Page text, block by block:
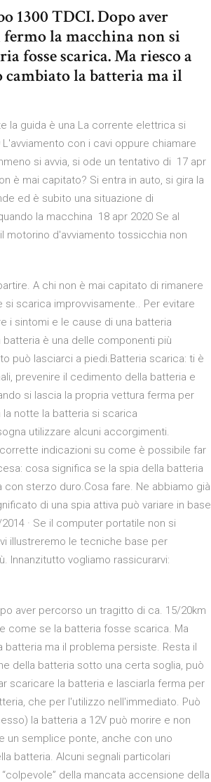
1300 TDCI. Dopo aver
la macchina non si
fosse scarica. Ma riesco a
la batteria ma il
la guida è una La corrente elettrica si
con i cavi oppure chiamare
si avvia, si ode un tentativo di 17 apr
è mai capitato? Si entra in auto, si gira la
ed è subito una situazione di
la macchina 18 apr 2020 Se al
motorino d'avviamento tossicchia non
A chi non è mai capitato di rimanere
scarica improvvisamente.. Per evitare
i sintomi e le cause di una batteria
è una delle componenti più
può lasciarci a piedi.Batteria scarica: ti è
prevenire il cedimento della batteria e
si lascia la propria vettura ferma per
notte la batteria si scarica
utilizzare alcuni accorgimenti.
indicazioni su come è possibile far
cosa significa se la spia della batteria
sterzo duro.Cosa fare. Ne abbiamo già
di una spia attiva può variare in base
· Se il computer portatile non si
illustreremo le tecniche base per
Innanzitutto vogliamo rassicurarvi:
aver percorso un tragitto di ca. 15/20km
come se la batteria fosse scarica. Ma
ma il problema persiste. Resta il
della batteria sotto una certa soglia, può
scaricare la batteria e lasciarla ferma per
che per l'utilizzo nell'immediato. Può
la batteria a 12V può morire e non
un semplice ponte, anche con uno
batteria. Alcuni segnali particolari
della mancata accensione della